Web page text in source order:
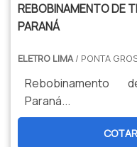
REBOBINAMENTO DE
PARANÁ
ELETRO LIMA/ PONTA
Rebobinamento
Paraná...